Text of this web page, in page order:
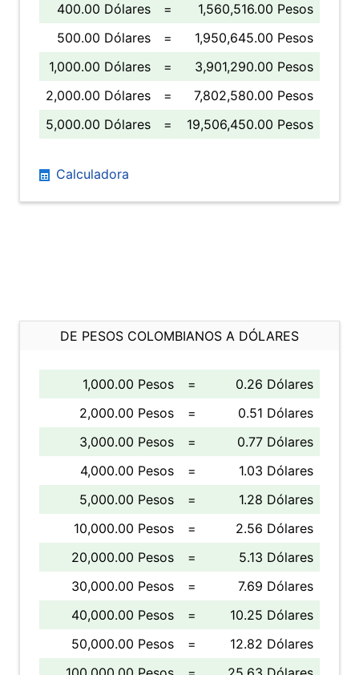
400.00 Dólares
=
1,560,516.00 Pesos
500.00 Dólares
=
1,950,645.00 Pesos
1,000.00 Dólares
=
3,901,290.00 Pesos
2,000.00 Dólares
=
7,802,580.00 Pesos
5,000.00 Dólares
= 19,506,450.00 Pesos
Calculadora
DE PESOS COLOMBIANOS A DÓLARES
1,000.00 Pesos =
0.26 Dólares
2,000.00 Pesos
=
0.51 Dólares
3,000.00 Pesos
=
0.77 Dólares
4,000.00 Pesos
=
1.03 Dólares
5,000.00 Pesos
=
1.28 Dólares
10,000.00 Pesos
=
2.56 Dólares
20,000.00 Pesos
=
5.13 Dólares
30,000.00 Pesos
=
7.69 Dólares
40,000.00 Pesos
=
10.25 Dólares
50,000.00 Pesos
=
12.82 Dólares